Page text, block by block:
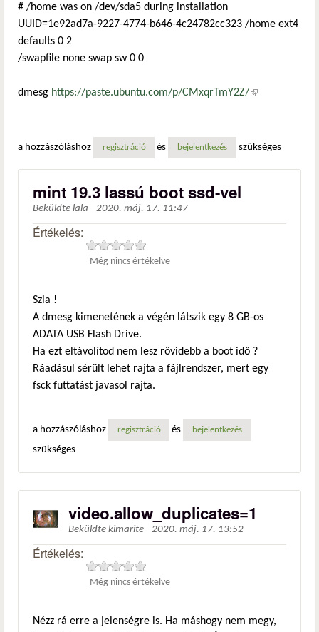
# /home was on /dev/sda5 during installation
UUID=1e92ad7a-9227-4774-b646-4c24782cc323 /home ext4
defaults 0 2
/swapfile none swap sw 0 0
dmesg https://paste.ubuntu.com/p/CMxqrTmY2Z/(külső
a hozzászóláshoz regisztráció és bejelentkezés szükséges
mint 19.3 lassú boot ssd-vel
Beküldte lala - 2020. máj. 17. 11:47
Értékelés:
Még nincs értékelve
Szia !
A dmesg kimenetének a végén látszik egy 8 GB-os
ADATA USB Flash Drive.
Ha ezt eltávolítod nem lesz rövidebb a boot idő ?
Ráadásul sérült lehet rajta a fájlrendszer, mert egy
fsck futtatást javasol rajta.
a hozzászóláshoz regisztráció és bejelentkezés
szükséges
video.allow_duplicates=1
Beküldte kimarite - 2020. máj. 17. 13:52
Értékelés:
Még nincs értékelve
Nézz rá erre a jelenségre is. Ha máshogy nem megy,